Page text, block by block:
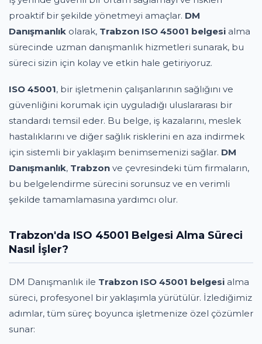
proaktif bir şekilde yönetmeyi amaçlar. DM
Danışmanlık olarak, Trabzon ISO 45001 belgesi alma
sürecinde uzman danışmanlık hizmetleri sunarak, bu
süreci sizin için kolay ve etkin hale getiriyoruz.
ISO 45001, bir işletmenin çalışanlarının sağlığını ve
güvenliğini korumak için uyguladığı uluslararası bir
standardı temsil eder. Bu belge, iş kazalarını, meslek
hastalıklarını ve diğer sağlık risklerini en aza indirmek
için sistemli bir yaklaşım benimsemenizi sağlar. DM
Danışmanlık, Trabzon ve çevresindeki tüm firmaların,
bu belgelendirme sürecini sorunsuz ve en verimli
şekilde tamamlamasına yardımcı olur.
Trabzon'da ISO 45001 Belgesi Alma Süreci
Nasıl İşler?
DM Danışmanlık ile Trabzon ISO 45001 belgesi alma
süreci, profesyonel bir yaklaşımla yürütülür. İzlediğimiz
adımlar, tüm süreç boyunca işletmenize özel çözümler
sunar: